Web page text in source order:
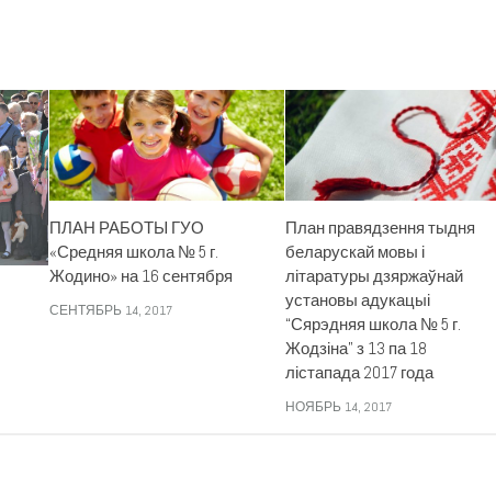
ПЛАН РАБОТЫ ГУО
«Средняя школа № 5 г.
Жодино» на 16 сентября
СЕНТЯБРЬ 14, 2017
План правядзення тыдня
беларускай мовы і
літаратуры дзяржаўнай
установы адукацыі
“Сярэдняя школа № 5 г.
Жодзіна” з 13 па 18
лістапада 2017 года
НОЯБРЬ 14, 2017